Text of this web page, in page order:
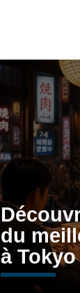
du
à Tokyo